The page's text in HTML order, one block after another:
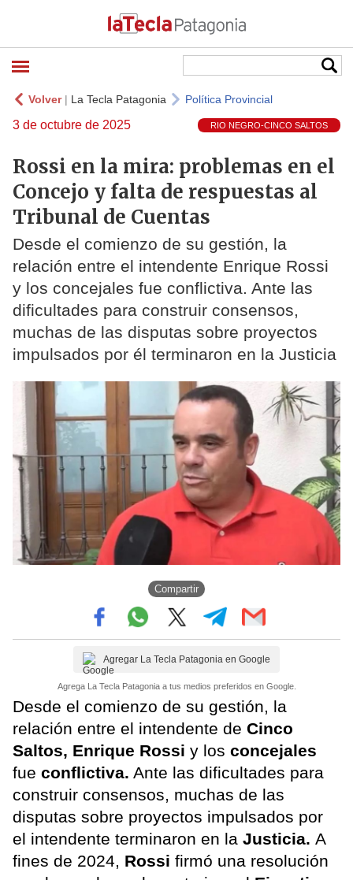
Volver| La Tecla Patagonia Política Provincial
3 de octubre de 2025 RIO NEGRO-CINCO SALTOS
Rossi en la mira: problemas en el
Concejo y falta de respuestas al
Tribunal de Cuentas
Desde el comienzo de su gestión, la
relación entre el intendente Enrique Rossi
y los concejales fue conflictiva. Ante las
dificultades para construir consensos,
muchas de las disputas sobre proyectos
impulsados por él terminaron en la Justicia
Compartir
Agregar La Tecla Patagonia en Google
Agrega La Tecla Patagonia a tus medios preferidos en Google.
Desde el comienzo de su gestión, la
relación entre el intendente de Cinco
Saltos, Enrique Rossi y los concejales
fue conflictiva. Ante las dificultades para
construir consensos, muchas de las
disputas sobre proyectos impulsados por
el intendente terminaron en la Justicia. A
fines de 2024, Rossi firmó una resolución